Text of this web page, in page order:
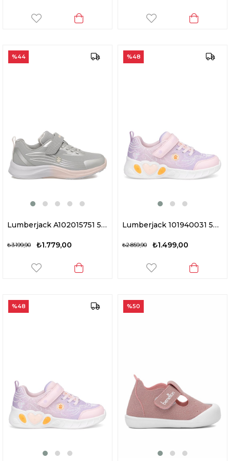
Lumberjack A102015751 5W Hermosa Kız Çocuk Yürüyüş Ayakkabısı Gri
₺1.779,00
₺3.199,90
%44
Lumberjack 101940031 5M Prıncess 5FX Patik Kız Çocuk Yürüyüş Ayakkabısı Pudra
₺1.499,00
₺2.859,90
%48
%48 %50